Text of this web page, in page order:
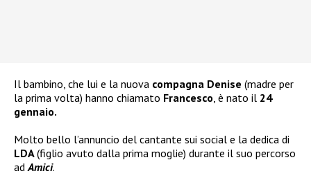
Il bambino, che lui e la nuova compagna Denise (madre per
la prima volta) hanno chiamato Francesco , è nato il 24
gennaio.
Molto bello l’annuncio del cantante sui social e la dedica di
LDA(figlio avuto dalla prima moglie) durante il suo percorso
ad Amici.